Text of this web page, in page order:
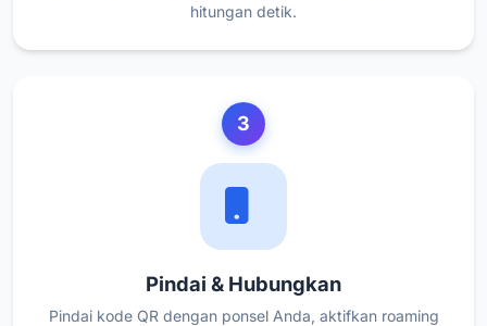
hitungan detik.
3
Pindai & Hubungkan
Pindai kode QR dengan ponsel Anda, aktifkan roaming